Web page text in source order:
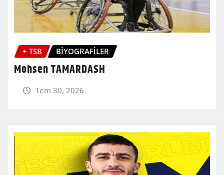
+ TSB BİYOGRAFİLER
Mohsen TAMARDASH
Tem 30, 2026